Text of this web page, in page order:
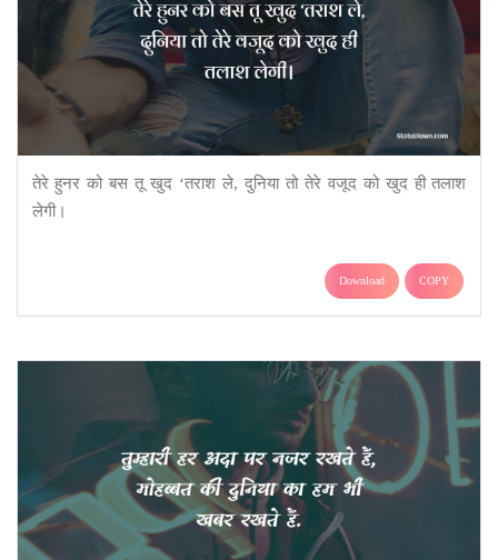
तेरे हुनर को बस तू खुद ‘तराश ले, दुनिया तो तेरे वजूद को खुद ही तलाश
लेगी।
Download COPY